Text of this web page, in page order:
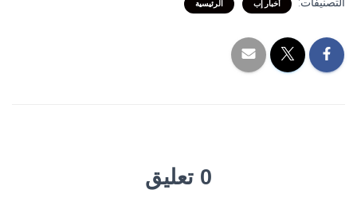
أخبار إب الرئيسية
0 تعليق